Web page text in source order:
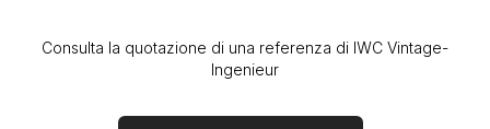
Consulta la quotazione di una referenza di IWC Vintage-
Ingenieur